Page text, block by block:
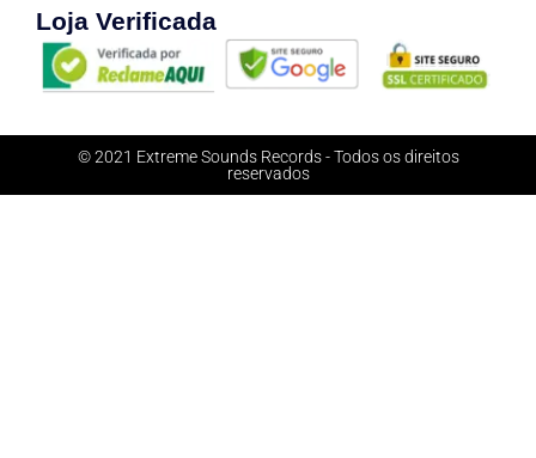
Loja Verificada
© 2021 Extreme Sounds Records - Todos os direitos
reservados